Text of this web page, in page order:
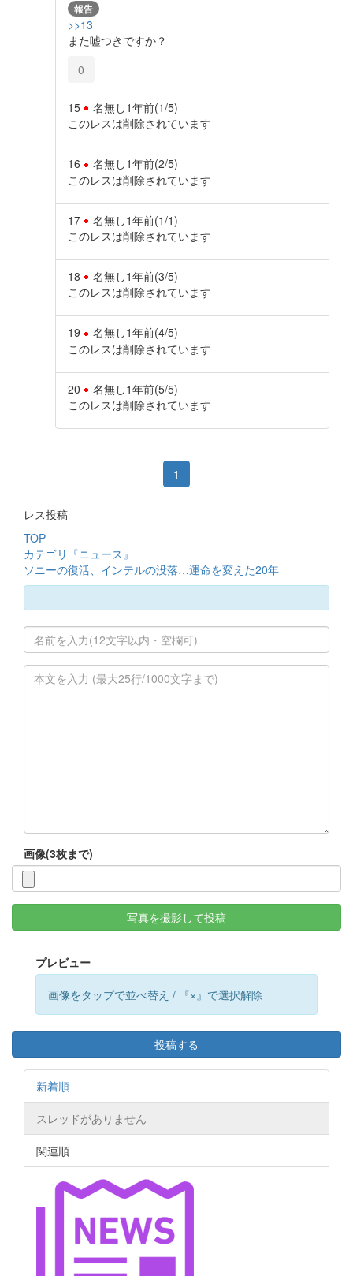
報告
>>13
また嘘つきですか？
0
15 名無し1年前(1/5)
このレスは削除されています
16 名無し1年前(2/5)
このレスは削除されています
17 名無し1年前(1/1)
このレスは削除されています
18 名無し1年前(3/5)
このレスは削除されています
19 名無し1年前(4/5)
このレスは削除されています
20 名無し1年前(5/5)
このレスは削除されています
1
レス投稿
TOP
カテゴリ『ニュース』
ソニーの復活、インテルの没落…運命を変えた20年
画像(3枚まで)
写真を撮影して投稿
プレビュー
画像をタップで並べ替え / 『×』で選択解除
投稿する
新着順
スレッドがありません
関連順